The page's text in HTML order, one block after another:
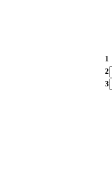
1
2
3